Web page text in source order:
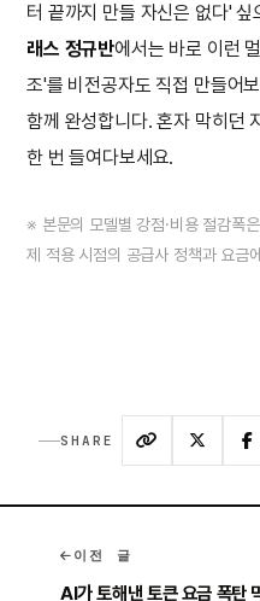
터 끝까지 만들 자신은 없다'
래스 정규반에서는 바로 이런
조'를 비전공자도 직접 만들어
함께 완성합니다. 혼자 막히던
한 번 들여다보세요.
※ 본문의 모델별 강점·비용 절감폭
제 적용 시점의 공급사 정책과 요금
SHARE
이전 글
AI가 토해낸 토큰 요금 폭